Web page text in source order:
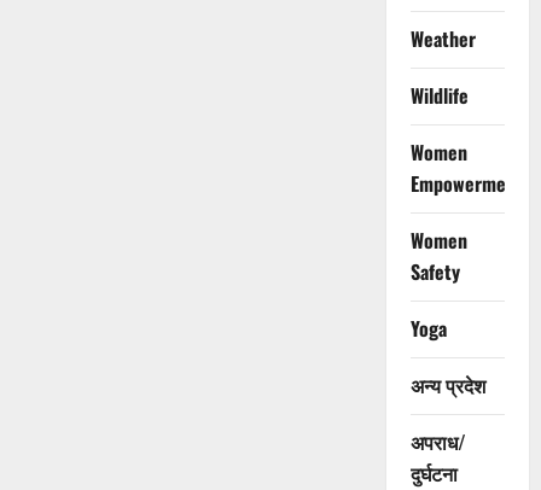
Weather
Wildlife
Women
Empowerment
Women
Safety
Yoga
अन्य प्रदेश
अपराध/
दुर्घटना